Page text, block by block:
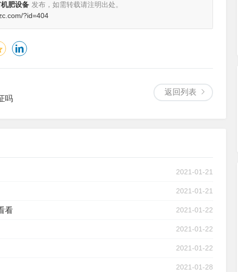
肥设备 发布，如需转载请注明出处。
?id=404
返回列表
吗
2021-01-21
2021-01-21
看 2021-01-22
2021-01-22
2021-01-22
2021-01-28